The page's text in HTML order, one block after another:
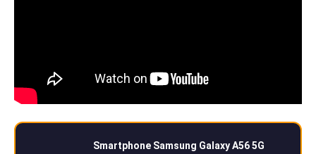
Smartphone Samsung Galaxy A56 5G